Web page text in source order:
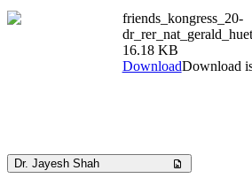
friends_kongress_20-
16.18 KB
DownloadDownload
Dr. Jayesh Shah